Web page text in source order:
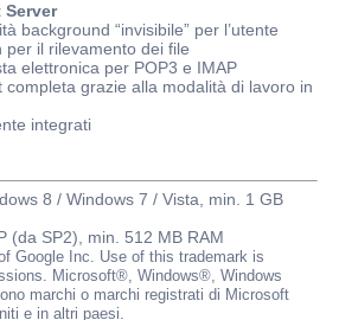
Server
background “invisibile” per l’utente
il rilevamento dei file
elettronica per POP3 e IMAP
completa grazie alla modalità di lavoro in
integrati
8 / Windows 7 / Vista, min. 1 GB
(da SP2), min. 512 MB RAM
Google Inc. Use of this trademark is
Microsoft®, Windows®, Windows
marchi o marchi registrati di Microsoft
e in altri paesi.